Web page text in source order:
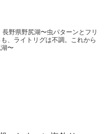
野県野尻湖〜虫パターンとフリ
、ライトリグは不調。これから
〜